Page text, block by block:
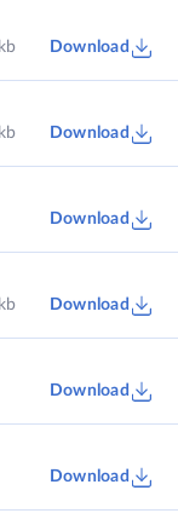
Download
Download
Download
Download
Download
Download